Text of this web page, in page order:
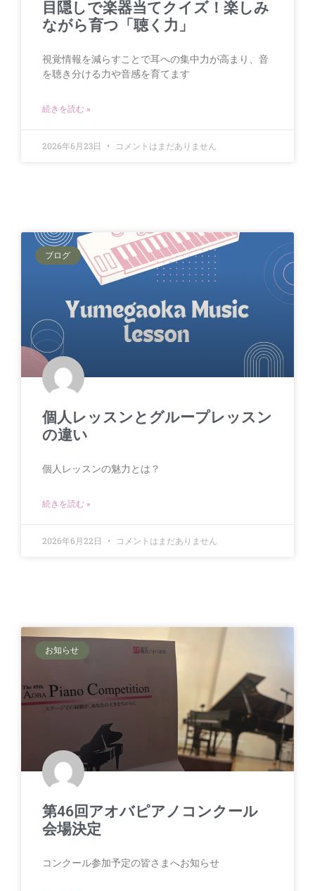
目隠しで楽器当てクイズ！楽しみ
ながら育つ「聴く力」
視覚情報を減らすことで耳への集中力が高まり、音
を聴き分ける力や音感を育てます
続きを読む »
2026年6月23日 コメントはまだありません
ブログ
個人レッスンとグループレッスン
の違い
個人レッスンの魅力とは？
続きを読む »
2026年6月22日 コメントはまだありません
お知らせ
第46回アオバピアノコンクール
会場決定
コンクール参加予定の皆さまへお知らせ